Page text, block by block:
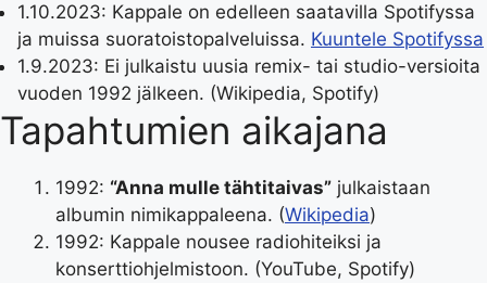
1.10.2023: Kappale on edelleen saatavilla Spotifyssa
ja muissa suoratoistopalveluissa. Kuuntele Spotifyssa
1.9.2023: Ei julkaistu uusia remix- tai studio-versioita
vuoden 1992 jälkeen. (Wikipedia, Spotify)
Tapahtumien aikajana
1992: “Anna mulle tähtitaivas” julkaistaan
albumin nimikappaleena. (Wikipedia)
1992: Kappale nousee radiohiteiksi ja
konserttiohjelmistoon. (YouTube, Spotify)